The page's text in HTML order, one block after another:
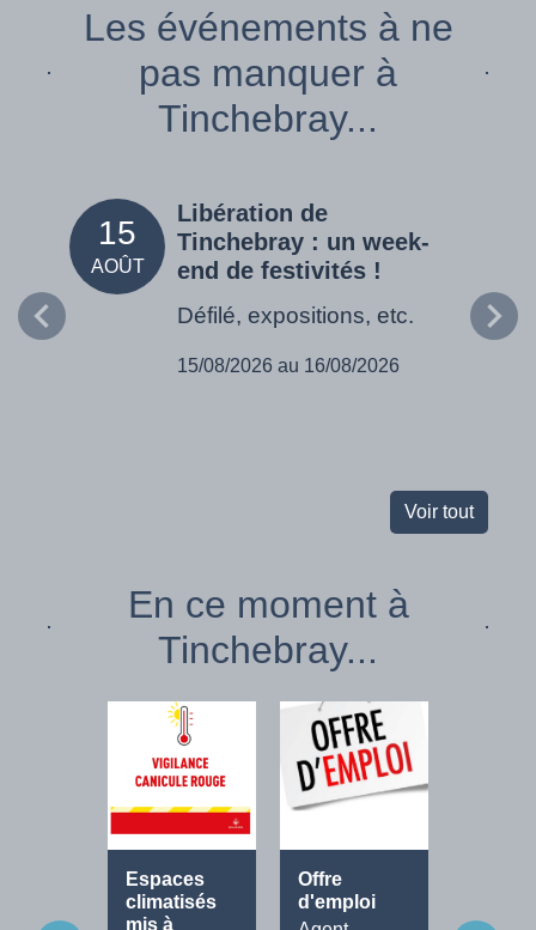
Les événements à ne
pas manquer à
Tinchebray...
15
AOÛT
Libération de
Tinchebray : un week-
end de festivités !
Défilé, expositions, etc.
15/08/2026 au 16/08/2026
Voir tout
En ce moment à
Tinchebray...
Espaces
climatisés
mis à
Offre
d'emploi